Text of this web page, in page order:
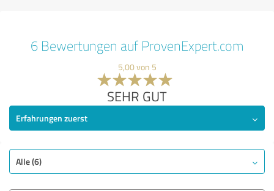
6 Bewertungen auf ProvenExpert.com
5,00 von 5
SEHR GUT
Erfahrungen zuerst
Alle (6)